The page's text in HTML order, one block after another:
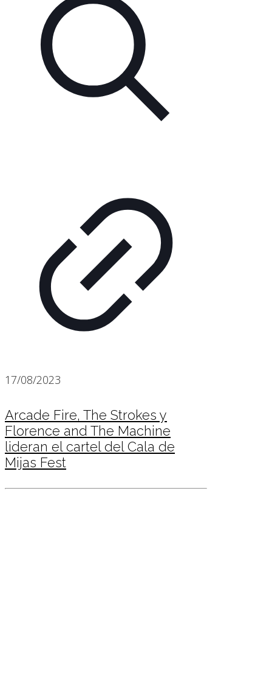
17/08/2023
Arcade Fire, The Strokes y
Florence and The Machine
lideran el cartel del Cala de
Mijas Fest